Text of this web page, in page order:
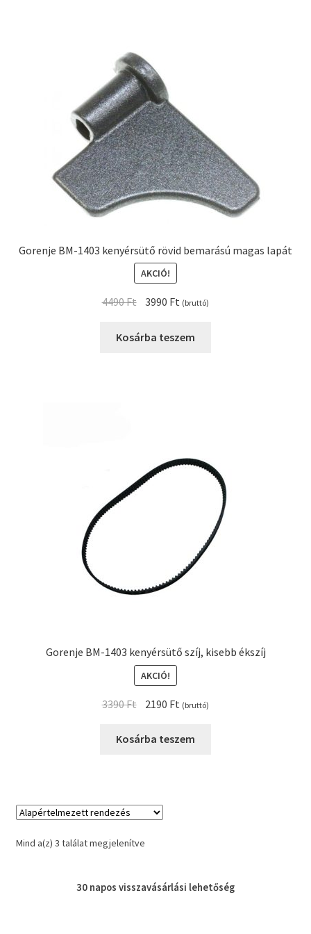
Gorenje BM-1403 kenyérsütő rövid bemarású magas lapát
AKCIÓ!
4490Ft Original
was:
3990 Ft Current
is:
(bruttó)
Kosárba teszem
Gorenje BM-1403 kenyérsütő szíj, kisebb ékszíj
AKCIÓ!
3390Ft Original
was:
2190 Ft Current
is:
(bruttó)
Kosárba teszem
Mind a(z) 3 találat megjelenítve
30 napos visszavásárlási lehetőség